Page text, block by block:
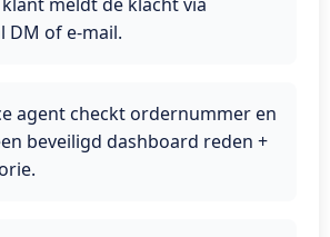
DM of e-mail.
agent checkt ordernummer en
beveiligd dashboard reden +